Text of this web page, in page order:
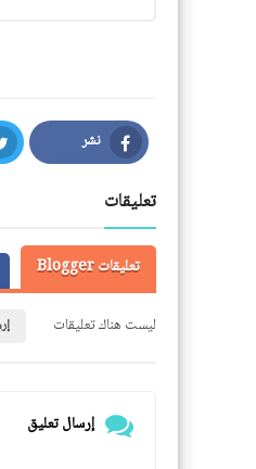
نشر
Facebook
تعليقات
تعليقات Blogger
ليست هناك تعليقات
إرسال تعليق